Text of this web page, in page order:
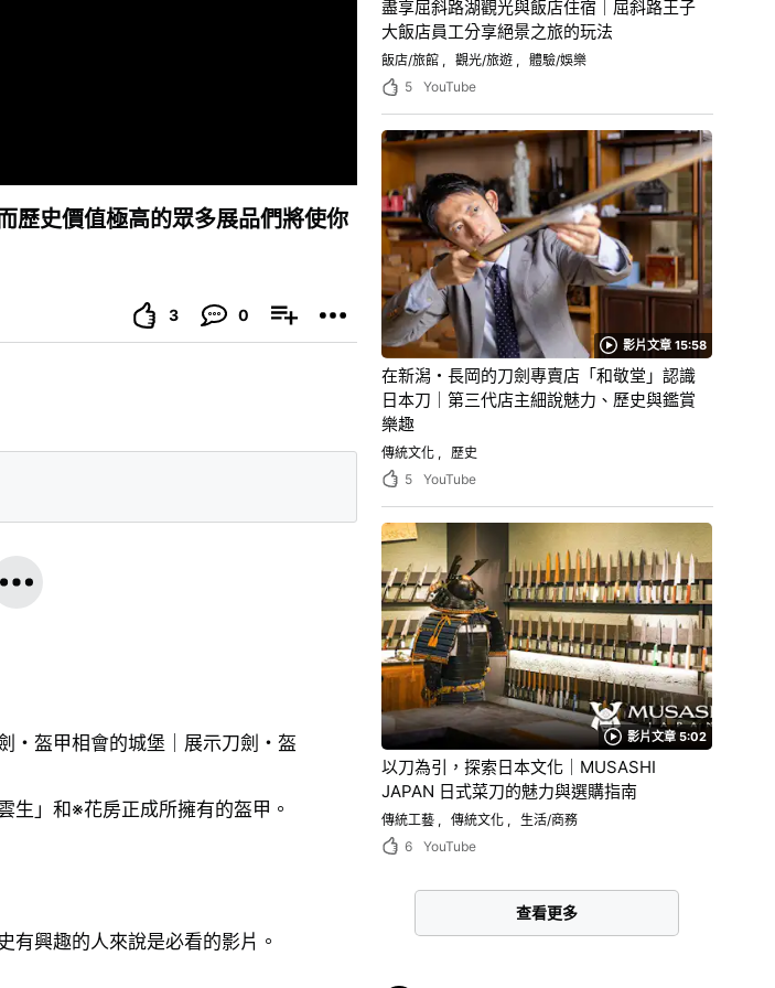
歷史價值極高的眾多展品們將使你
3 0
・盔甲相會的城堡｜展示刀劍・盔
生」和※花房正成所擁有的盔甲。
有興趣的人來說是必看的影片。
盡享屈斜路湖觀光與飯店住宿｜屈斜路王子
大飯店員工分享絕景之旅的玩法
飯店/旅館 觀光/旅遊
體驗/娛樂
5
YouTube
影片文章 15:58
在新潟・長岡的刀劍專賣店「和敬堂」認識
日本刀｜第三代店主細說魅力、歷史與鑑賞
樂趣
傳統文化
歷史
5
YouTube
影片文章 5:02
以刀為引，探索日本文化｜MUSASHI
JAPAN 日式菜刀的魅力與選購指南
傳統工藝 傳統文化
生活/商務
6
YouTube
查看更多